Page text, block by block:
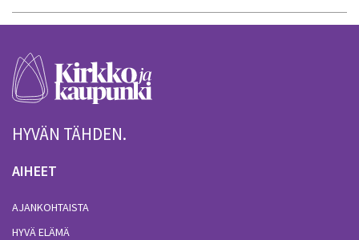
HYVÄN TÄHDEN.
AIHEET
AJANKOHTAISTA
HYVÄ ELÄMÄ